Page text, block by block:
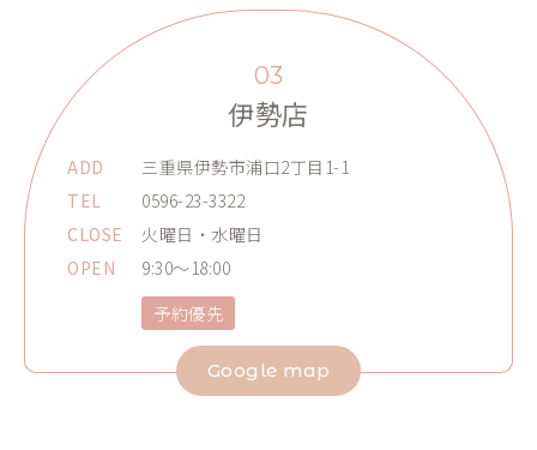
03
伊勢店
ADD
三重県伊勢市浦口2丁目1-1
TEL
0596-23-3322
CLOSE
火曜日・水曜日
OPEN
9:30～18:00
予約優先
Google map